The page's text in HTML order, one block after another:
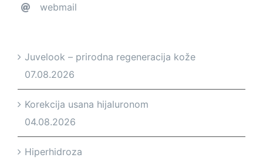
webmail
Juvelook – prirodna regeneracija kože
07.08.2026
Korekcija usana hijaluronom
04.08.2026
Hiperhidroza